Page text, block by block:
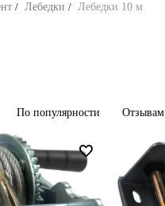
/ Лебедки / Лебедки 10 м
По популярности Отзывам